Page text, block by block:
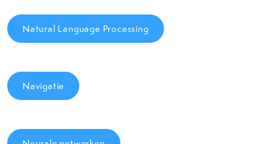
Natural Language Processing
Navigatie